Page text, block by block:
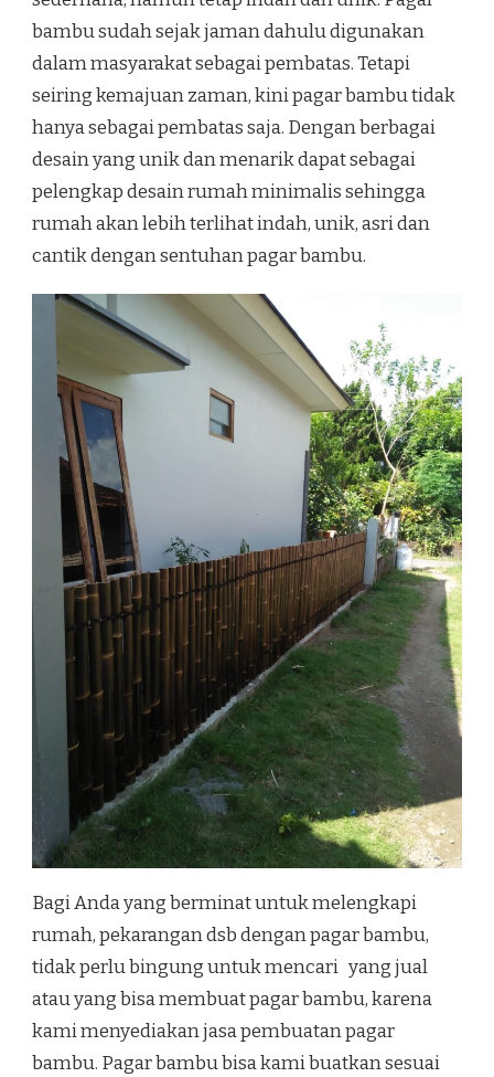
bambu sudah sejak jaman dahulu digunakan
dalam masyarakat sebagai pembatas. Tetapi
seiring kemajuan zaman, kini pagar bambu tidak
hanya sebagai pembatas saja. Dengan berbagai
desain yang unik dan menarik dapat sebagai
pelengkap desain rumah minimalis sehingga
rumah akan lebih terlihat indah, unik, asri dan
cantik dengan sentuhan pagar bambu.
Bagi Anda yang berminat untuk melengkapi
rumah, pekarangan dsb dengan pagar bambu,
tidak perlu bingung untuk mencari yang jual
atau yang bisa membuat pagar bambu, karena
kami menyediakan jasa pembuatan pagar
bambu. Pagar bambu bisa kami buatkan sesuai